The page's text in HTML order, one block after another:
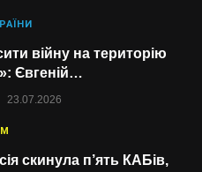
війну на територію
Євгеній…
23.07.2026
скинула п’ять КАБів,